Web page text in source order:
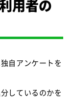
用者の
自アンケートを
しているのかを